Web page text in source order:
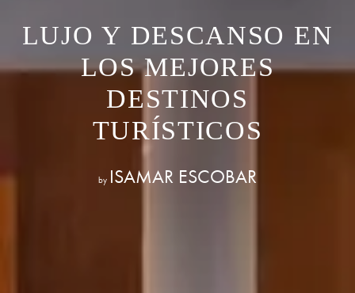
LUJO Y DESCANSO EN
LOS MEJORES
DESTINOS
TURÍSTICOS
by ISAMAR ESCOBAR